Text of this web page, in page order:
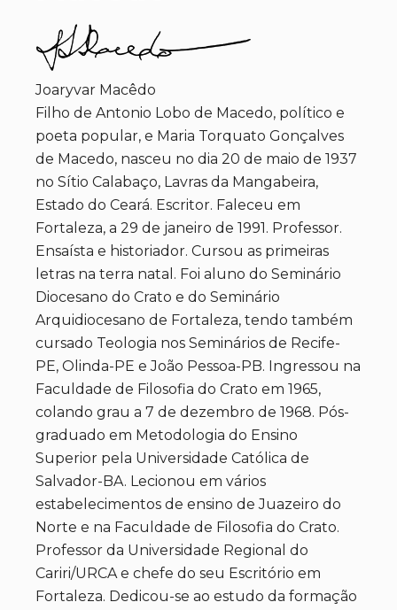
Joaryvar Macêdo
Filho de Antonio Lobo de Macedo, político e
poeta popular, e Maria Torquato Gonçalves
de Macedo, nasceu no dia 20 de maio de 1937
no Sítio Calabaço, Lavras da Mangabeira,
Estado do Ceará. Escritor. Faleceu em
Fortaleza, a 29 de janeiro de 1991. Professor.
Ensaísta e historiador. Cursou as primeiras
letras na terra natal. Foi aluno do Seminário
Diocesano do Crato e do Seminário
Arquidiocesano de Fortaleza, tendo também
cursado Teologia nos Seminários de Recife-
PE, Olinda-PE e João Pessoa-PB. Ingressou na
Faculdade de Filosofia do Crato em 1965,
colando grau a 7 de dezembro de 1968. Pós-
graduado em Metodologia do Ensino
Superior pela Universidade Católica de
Salvador-BA. Lecionou em vários
estabelecimentos de ensino de Juazeiro do
Norte e na Faculdade de Filosofia do Crato.
Professor da Universidade Regional do
Cariri/URCA e chefe do seu Escritório em
Fortaleza. Dedicou-se ao estudo da formação